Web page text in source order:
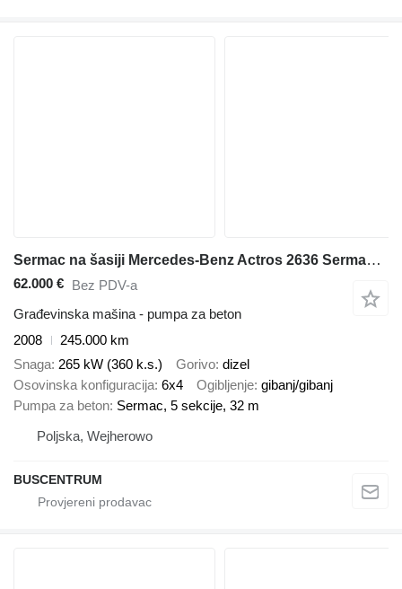
Sermac na šasiji Mercedes-Benz Actros 2636 Sermac 32-5 m 5Z32
62.000 € Bez PDV-a
Građevinska mašina - pumpa za beton
2008
245.000 km
Snaga 265 kW (360 k.s.) Gorivo dizel
Osovinska konfiguracija 6x4 Ogibljenje gibanj/gibanj
Pumpa za beton Sermac, 5 sekcije, 32 m
Poljska, Wejherowo
BUSCENTRUM